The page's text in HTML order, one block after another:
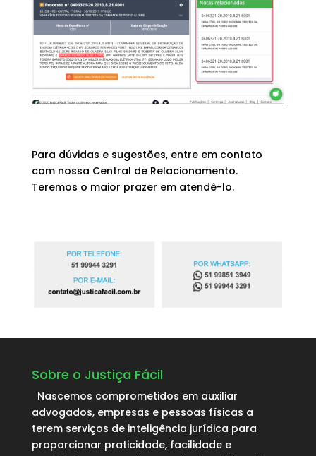
Para dúvidas e sugestões, entre em contato
com nossa Central de Relacionamento.
Teremos o maior prazer em atendê-lo.
Sobre o Justiça Fácil
Nascemos comprometidos em auxiliar
advogados, empresas e pessoas físicas a
terem serviços de inteligência jurídica para
proporcionar praticidade, facilidade e